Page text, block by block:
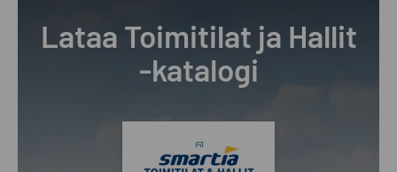
Lataa Toimitilat ja Hallit
-katalogi